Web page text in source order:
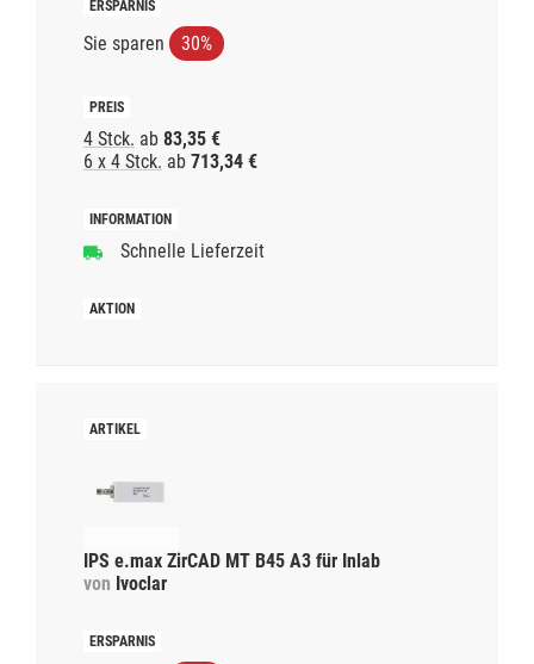
Sie sparen 30%
4 Stck. ab 83,35 €
6 x 4 Stck. ab 713,34 €
Schnelle Lieferzeit
IPS e.max ZirCAD MT B45 A3 für Inlab
von Ivoclar